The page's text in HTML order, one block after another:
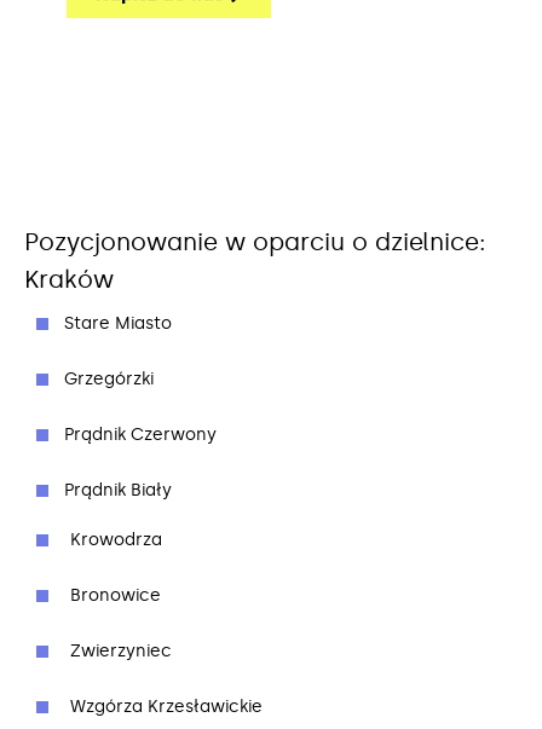
Pozycjonowanie w oparciu o dzielnice:
Kraków
Stare Miasto
Grzegórzki
Prądnik Czerwony
Prądnik Biały
Krowodrza
Bronowice
Zwierzyniec
Wzgórza Krzesławickie